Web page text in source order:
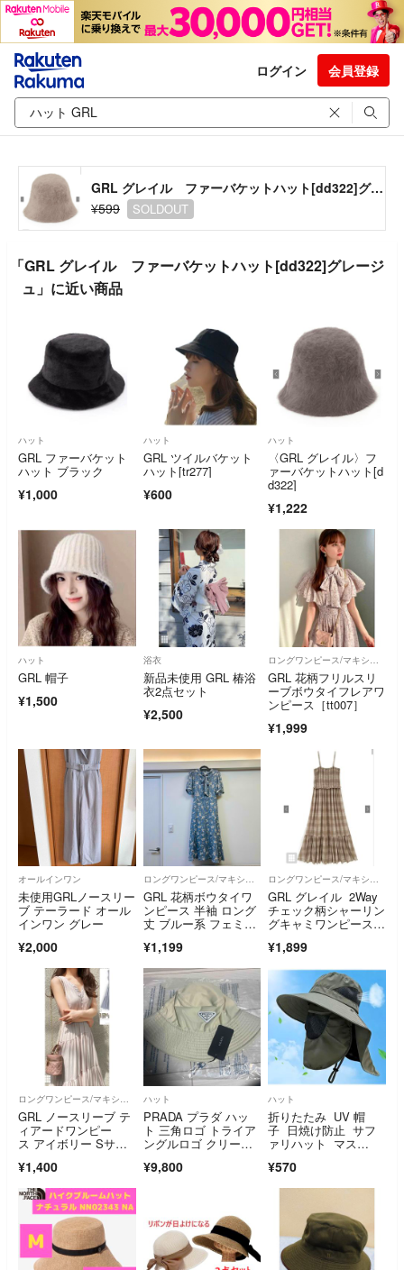
ログイン 会員登録
GRL グレイル ファーバケットハット[dd322]グレージュ
¥599
SOLDOUT
「GRL グレイル ファーバケットハット[dd322]グレージ
ュ」に近い商品
ハット
GRL ファーバケット
ハット ブラック
¥1,000
ハット
GRL ツイルバケット
ハット[tr277]
¥600
ハット
〈GRL グレイル〉フ
ァーバケットハット[d
d322]
¥1,222
ハット
GRL 帽子
¥1,500
浴衣
新品未使用 GRL 椿浴
衣2点セット
¥2,500
ロングワンピース/マキシワンピース
GRL 花柄フリルスリ
ーブボウタイフレアワ
ンピース［tt007］
¥1,999
オールインワン
未使用GRLノースリー
ブ テーラード オール
インワン グレー
¥2,000
ロングワンピース/マキシワンピース
GRL 花柄ボウタイワ
ンピース 半袖 ロング
丈 ブルー系 フェミニ
¥1,199
ロングワンピース/マキシワンピース
GRL グレイル 2Way
チェック柄シャーリン
グキャミワンピース[d
¥1,899
ロングワンピース/マキシワンピース
GRL ノースリーブ テ
ィアードワンピー
ス アイボリー Sサイ
¥1,400
ハット
PRADA プラダ ハッ
ト 三角ロゴ トライア
ングルロゴ クリー
ティ
¥9,800
ハット
折りたたみ UV 帽
子 日焼け防止 サフ
ァリハット マス
ト グリーン 緑 バケ
ットハット 男女兼
¥570